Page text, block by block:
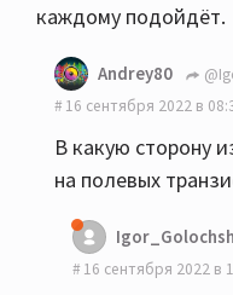
каждому подойдёт.
Andrey80
16 сентября 2022 в
В какую сторону
на полевых
16 сентября 2022 в